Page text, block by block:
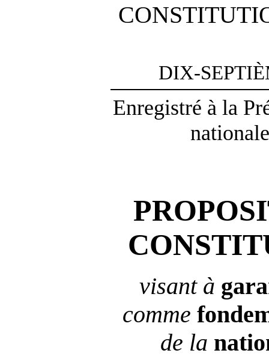
DIX-
Enregistré à la
visant à
comme
de la